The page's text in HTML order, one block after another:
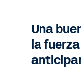
Una
la